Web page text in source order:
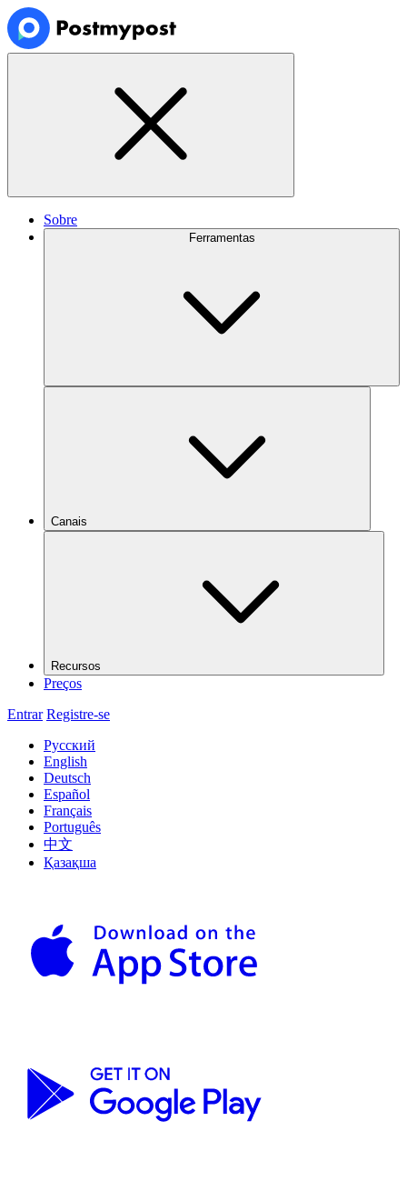
Sobre
Ferramentas
Canais
Recursos
Preços
Entrar Registre-se
Русский
English
Deutsch
Español
Français
Português
中文
Қазақша